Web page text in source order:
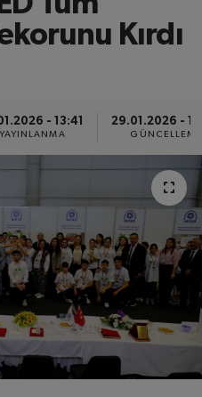
Kırdı
- 13:41
YAYINLANMA
29.01.2026 -
GÜNCELLEME